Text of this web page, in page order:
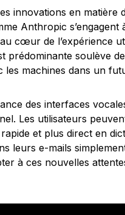
innovations en
Anthropic
cœur de l’expérience
prédominante soulève
les machines dans un
des interfaces
Les utilisateurs
et plus direct en
leurs e-mails
à ces nouvelles